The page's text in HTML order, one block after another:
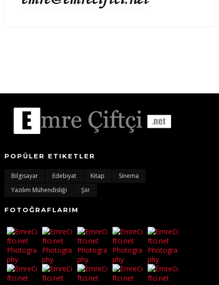
POPÜLER ETIKETLER
Bilgisayar Edebiyat Kitap
Sinema
Yazılım Mühendisliği
Şiir
FOTOĞRAFLARIM